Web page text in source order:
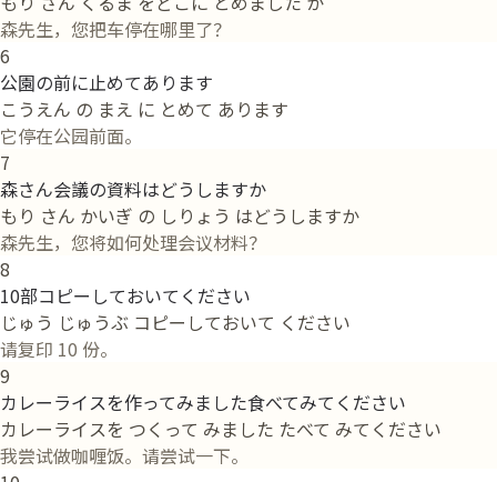
森先生，您把车停在哪里了？
6
公園の前に止めてあります
こうえん の まえ に とめて あります
它停在公园前面。
7
森さん会議の資料はどうしますか
もり さん かいぎ の しりょう はどうしますか
森先生，您将如何处理会议材料？
8
10部コピーしておいてください
じゅう じゅうぶ コピーしておいて ください
请复印 10 份。
9
カレーライスを作ってみました食べてみてください
カレーライスを つくって みました たべて みてください
我尝试做咖喱饭。请尝试一下。